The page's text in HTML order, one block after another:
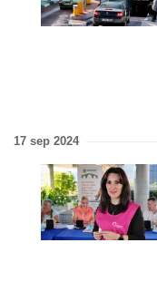
17 sep 2024